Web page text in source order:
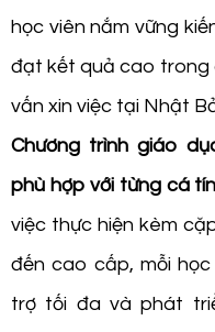
học viên nắm vững
đạt kết quả cao trong
vấn xin việc tại Nhật
Chương trình giáo
phù hợp với từng cá
việc thực hiện kèm
đến cao cấp, mỗi
trợ tối đa và phát